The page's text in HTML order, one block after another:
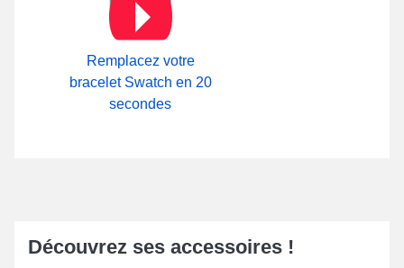
Remplacez votre
bracelet Swatch en 20
secondes
Découvrez ses accessoires !